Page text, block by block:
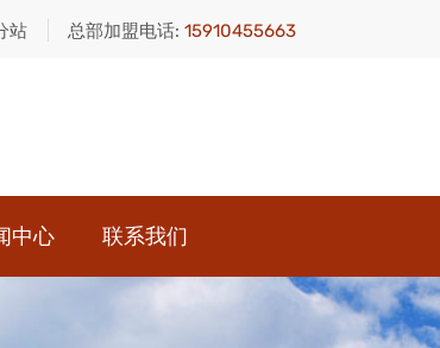
站 总部加盟电话: 15910455663
中心 联系我们